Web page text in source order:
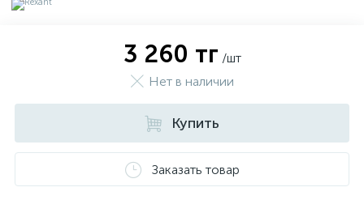
3 260 тг /шт
Нет в наличии
Купить
Заказать товар